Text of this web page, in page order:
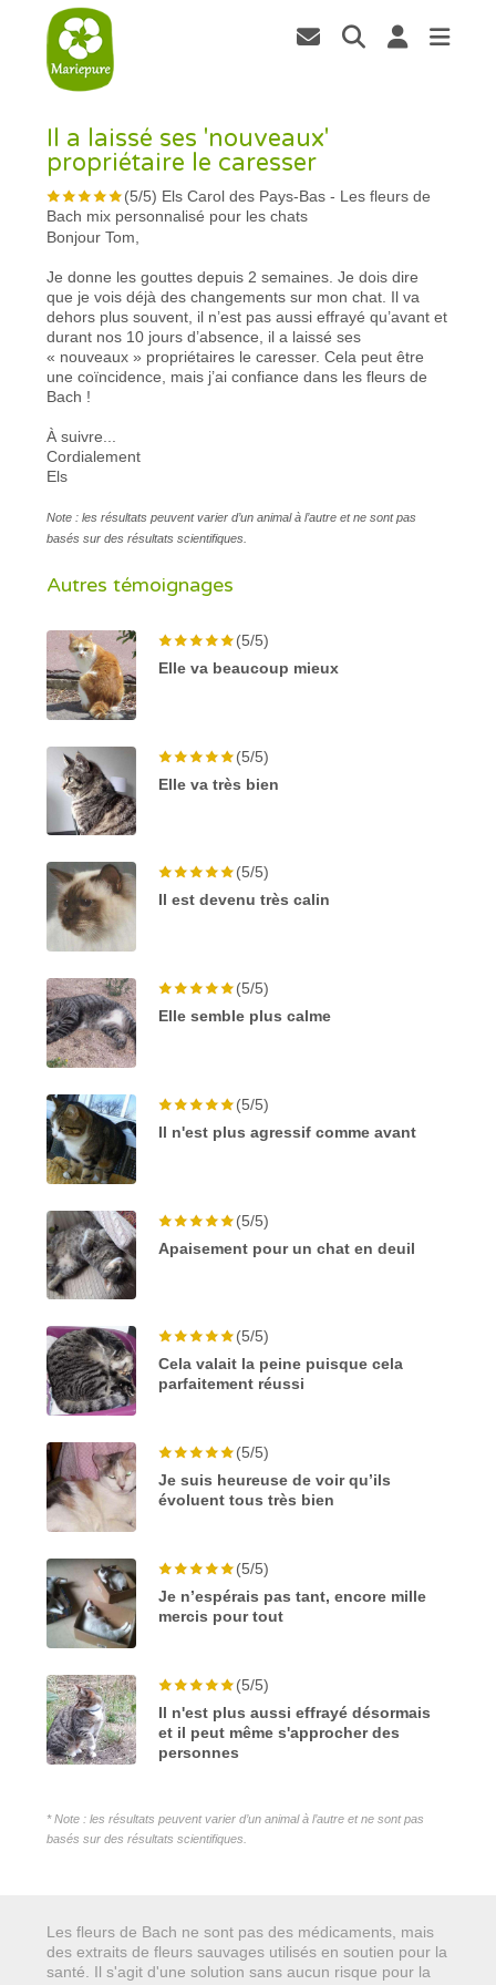
Il a laissé ses 'nouveaux'
propriétaire le caresser
(5/5) Els Carol des Pays-Bas - Les fleurs de
Bach mix personnalisé pour les chats
Bonjour Tom,
Je donne les gouttes depuis 2 semaines. Je dois dire
que je vois déjà des changements sur mon chat. Il va
dehors plus souvent, il n’est pas aussi effrayé qu’avant et
durant nos 10 jours d’absence, il a laissé ses
« nouveaux » propriétaires le caresser. Cela peut être
une coïncidence, mais j’ai confiance dans les fleurs de
Bach !
À suivre...
Cordialement
Els
Note : les résultats peuvent varier d’un animal à l’autre et ne sont pas
basés sur des résultats scientifiques.
Autres témoignages
(5/5)
Elle va beaucoup mieux
(5/5)
Elle va très bien
(5/5)
Il est devenu très calin
(5/5)
Elle semble plus calme
(5/5)
Il n'est plus agressif comme avant
(5/5)
Apaisement pour un chat en deuil
(5/5)
Cela valait la peine puisque cela
parfaitement réussi
(5/5)
Je suis heureuse de voir qu’ils
évoluent tous très bien
(5/5)
Je n’espérais pas tant, encore mille
mercis pour tout
(5/5)
Il n'est plus aussi effrayé désormais
et il peut même s'approcher des
personnes
* Note : les résultats peuvent varier d’un animal à l’autre et ne sont pas
basés sur des résultats scientifiques.
Les fleurs de Bach ne sont pas des médicaments, mais
des extraits de fleurs sauvages utilisés en soutien pour la
santé. Il s'agit d'une solution sans aucun risque pour la